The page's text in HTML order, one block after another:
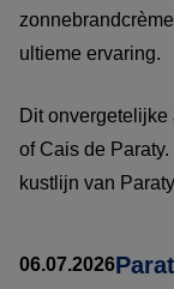
ultieme ervaring.
Dit onvergetelijke
of Cais de
kustlijn van
06.07.2026